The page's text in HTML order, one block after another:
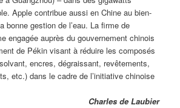
Apple contribue aussi en Chine au bien-
bonne gestion de l’eau. La firme de
engagée auprès du gouvernement chinois
de Pékin visant à réduire les composés
encres, dégraissant, revêtements,
etc.) dans le cadre de l’initiative chinoise
Charles de Laubier